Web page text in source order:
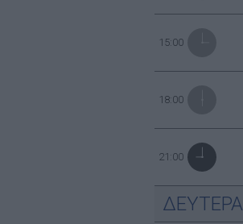
15:00
18:00
21:00
ΔΕΥΤΕΡΑ